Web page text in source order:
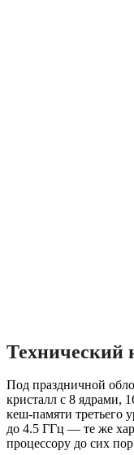
Технический
Под праздничной
кристалл с 8 ядрами,
кеш-памяти третьего
до 4.5 ГГц — те же
процессору до сих